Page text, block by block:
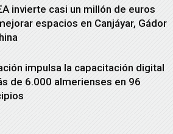
invierte casi un millón de euros
espacios en Canjáyar, Gádor
impulsa la capacitación digital
de 6.000 almerienses en 96